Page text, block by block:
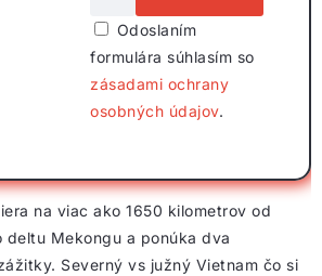
Odoslaním
formulára súhlasím so
zásadami ochrany
osobných údajov.
na viac ako 1650 kilometrov od
deltu Mekongu a ponúka dva
Severný vs južný Vietnam čo si